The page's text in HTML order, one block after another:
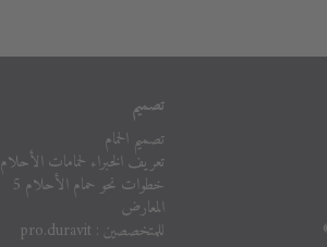
تصميم
تصميم الحمام
تعريف الخبراء لحمامات الأحلام
خطوات نحو حمام الأحلام 5
المعارض
للمتخصصين : pro.duravit